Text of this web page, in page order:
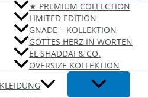
★ PREMIUM COLLECTION
LIMITED EDITION
GNADE – KOLLEKTION
GOTTES HERZ IN WORTEN
EL SHADDAI & CO.
OVERSIZE KOLLEKTION